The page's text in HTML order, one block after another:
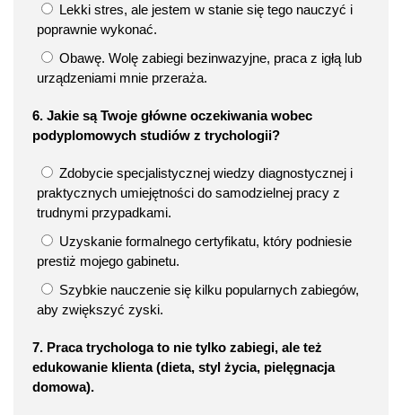
Lekki stres, ale jestem w stanie się tego nauczyć i
poprawnie wykonać.
Obawę. Wolę zabiegi bezinwazyjne, praca z igłą lub
urządzeniami mnie przeraża.
6. Jakie są Twoje główne oczekiwania wobec
podyplomowych studiów z trychologii?
Zdobycie specjalistycznej wiedzy diagnostycznej i
praktycznych umiejętności do samodzielnej pracy z
trudnymi przypadkami.
Uzyskanie formalnego certyfikatu, który podniesie
prestiż mojego gabinetu.
Szybkie nauczenie się kilku popularnych zabiegów,
aby zwiększyć zyski.
7. Praca trychologa to nie tylko zabiegi, ale też
edukowanie klienta (dieta, styl życia, pielęgnacja
domowa).